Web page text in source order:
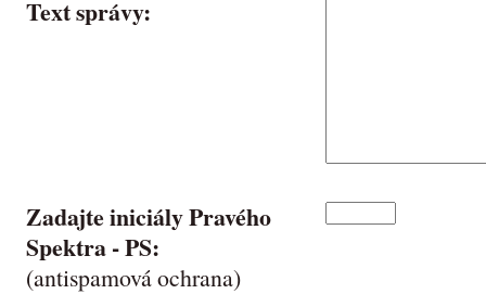
Text správy:
Zadajte iniciály Pravého
Spektra -PS:
(antispamová ochrana)